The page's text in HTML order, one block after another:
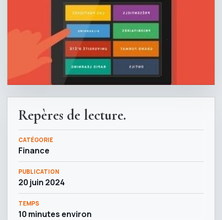
Repères de lecture.
CATÉGORIE
Finance
PUBLICATION
20 juin 2024
TEMPS
10 minutes environ